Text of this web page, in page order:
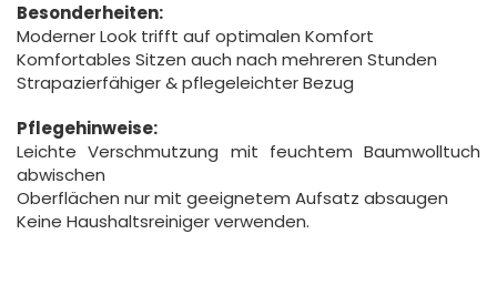
Besonderheiten:
Moderner Look trifft auf optimalen Komfort
Komfortables Sitzen auch nach mehreren Stunden
Strapazierfähiger & pflegeleichter Bezug
Pflegehinweise:
Leichte Verschmutzung mit feuchtem Baumwolltuch
abwischen
Oberflächen nur mit geeignetem Aufsatz absaugen
Keine Haushaltsreiniger verwenden.